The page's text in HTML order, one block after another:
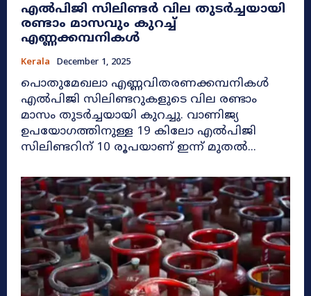
എൽപിജി സിലിണ്ടർ വില തുടർച്ചയായി
രണ്ടാം മാസവും കുറച്ച്
എണ്ണക്കമ്പനികൾ
Kerala December 1, 2025
പൊതുമേഖലാ എണ്ണവിതരണക്കമ്പനികൾ
എൽപിജി സിലിണ്ടറുകളുടെ വില രണ്ടാം
മാസം തുടർച്ചയായി കുറച്ചു. വാണിജ്യ
ഉപയോഗത്തിനുള്ള 19 കിലോ എൽപിജി
സിലിണ്ടറിന് 10 രൂപയാണ് ഇന്ന് മുതൽ...